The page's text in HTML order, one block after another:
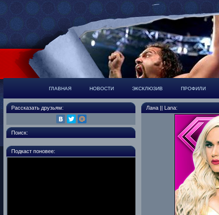
ГЛАВНАЯ НОВОСТИ ЭКСКЛЮЗИВ ПРОФИЛИ
Рассказать друзьям:
Поиск:
Подкаст поновее:
Лана || Lana: